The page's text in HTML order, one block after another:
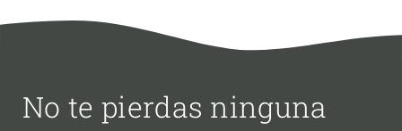
No te pierdas ninguna